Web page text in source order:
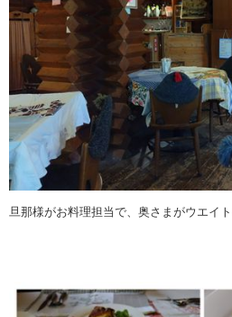
旦那様がお料理担当で、奥さまがウエイ